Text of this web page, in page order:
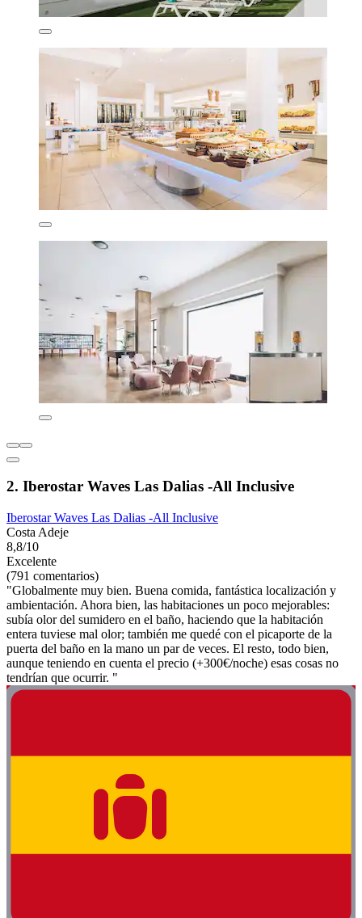
2. Iberostar Waves Las Dalias -All Inclusive
Iberostar Waves Las Dalias -All Inclusive
Costa Adeje
8,8/10
Excelente
(791 comentarios)
"Globalmente muy bien. Buena comida, fantástica localización y
ambientación. Ahora bien, las habitaciones un poco mejorables:
subía olor del sumidero en el baño, haciendo que la habitación
entera tuviese mal olor; también me quedé con el picaporte de la
puerta del baño en la mano un par de veces. El resto, todo bien,
aunque teniendo en cuenta el precio (+300€/noche) esas cosas no
tendrían que ocurrir. "